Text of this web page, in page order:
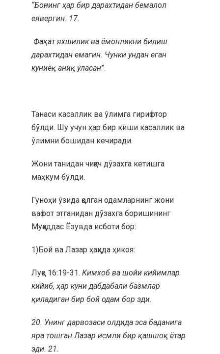
“Боғнинг ҳар бир дарахтидан бемалол
еявергин. 17.
Фақат яхшилик ва ёмонликни билиш
дарахтидан емагин. Чунки ундан еган
куниёқ аниқ ўласан”.
Танаси касаллик ва ўлимга гирифтор
бўлди. Шу учун ҳар бир киши касаллик ва
ўлимни бошидан кечиради.
Жони танидан чиққач дўзахга кетишга
маҳкум бўлди.
Гуноҳи ўзида қолган одамларнинг жони
вафот этганидан дўзахга боришининг
Муқаддас Ёзувда исботи бор:
1)Бой ва Лазар ҳақида ҳикоя:
Луқо 16:19-31. Кимхоб ва шойи кийимлар
кийиб, ҳар куни дабдабали базмлар
қиладиган бир бой одам бор эди.
20. Унинг дарвозаси олдида эса баданига
яра тошган Лазар исмли бир қашшоқ ётар
эди. 21.